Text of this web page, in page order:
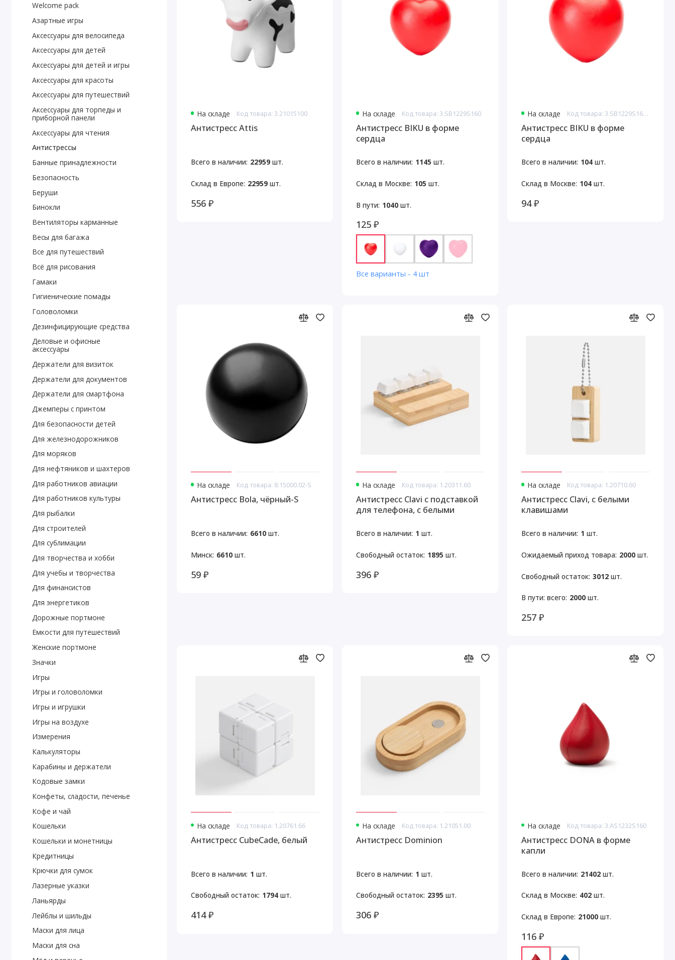
Welcome pack
Азартные игры
Аксессуары для велосипеда
Аксессуары для детей
Аксессуары для детей и игры
Аксессуары для красоты
Аксессуары для путешествий
Аксессуары для торпеды и
приборной панели
Аксессуары для чтения
Антистрессы
Банные принадлежности
Безопасность
Беруши
Бинокли
Вентиляторы карманные
Весы для багажа
Все для путешествий
Всё для рисования
Гамаки
Гигиенические помады
Головоломки
Дезинфицирующие средства
Деловые и офисные
аксессуары
Держатели для визиток
Держатели для документов
Держатели для смартфона
Джемперы с принтом
Для безопасности детей
Для железнодорожников
Для моряков
Для нефтяников и шахтеров
Для работников авиации
Для работников культуры
Для рыбалки
Для строителей
Для сублимации
Для творчества и хобби
Для учебы и творчества
Для финансистов
Для энергетиков
Дорожные портмоне
Емкости для путешествий
Женские портмоне
Значки
Игры
Игры и головоломки
Игры и игрушки
Игры на воздухе
Измерения
Калькуляторы
Карабины и держатели
Кодовые замки
Конфеты, сладости, печенье
Кофе и чай
Кошельки
Кошельки и монетницы
Кредитницы
Крючки для сумок
Лазерные указки
Ланьярды
Лейблы и шильды
Маски для лица
Маски для сна
На складе Код товара: 3.21015100
Антистресс Attis
Всего в наличии: 22959шт.
Склад в Европе: 22959шт.
556 ₽
На складе Код товара: 3.SB1229S160
Антистресс BIKU в форме
сердца
Всего в наличии: 1145 шт.
Склад в Москве: 105 шт.
В пути: 1040шт.
125 ₽
Все варианты - 4 шт
На складе Код товара: 3.SB1229S160p
Антистресс BIKU в форме
сердца
Всего в наличии: 104шт.
Склад в Москве: 104шт.
94 ₽
На складе Код товара: 8.15000.02-S
Антистресс Bola, чёрный-S
Всего в наличии: 6610шт.
Минск: 6610шт.
59 ₽
На складе Код товара: 1.20311.60
Антистресс Clavi с подставкой
для телефона, с белыми
Всего в наличии: 1 шт.
Свободный остаток: 1895 шт.
396 ₽
На складе Код товара: 1.20710.60
Антистресс Clavi, с белыми
клавишами
Всего в наличии: 1 шт.
Ожидаемый приход товара: 2000шт.
Свободный остаток: 3012шт.
В пути: всего: 2000шт.
257 ₽
На складе Код товара: 1.20761.66
Антистресс CubeCade, белый
Всего в наличии: 1 шт.
Свободный остаток: 1794шт.
414 ₽
На складе Код товара: 1.21051.00
Антистресс Dominion
Всего в наличии: 1 шт.
Свободный остаток: 2395 шт.
306 ₽
На складе Код товара: 3.AS1232S160
Антистресс DONA в форме
капли
Всего в наличии: 21402шт.
Склад в Москве: 402шт.
Склад в Европе: 21000шт.
116 ₽